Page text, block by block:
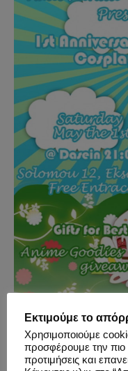
Εκτιμούμε το
Χρησιμοποιούμε
προσφέρουμε την πιο
προτιμήσεις και